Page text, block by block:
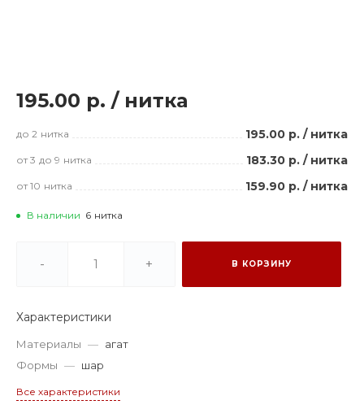
195.00 р. / нитка
до 2 нитка 195.00 р. / нитка
от 3 до 9 нитка 183.30 р. / нитка
от 10 нитка 159.90 р. / нитка
В наличии 6 нитка
- + В КОРЗИНУ
Характеристики
Материалы — агат
Формы — шар
Все характеристики